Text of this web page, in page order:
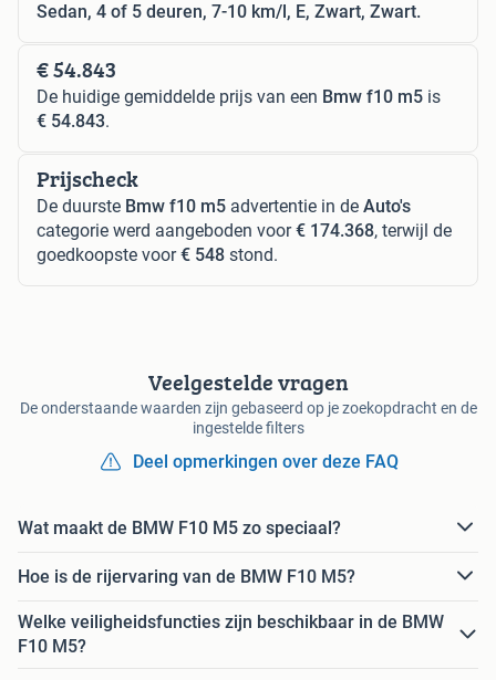
Sedan, 4 of 5 deuren, 7-10 km/l, E, Zwart, Zwart.
€ 54.843
De huidige gemiddelde prijs van een Bmw f10 m5 is
€ 54.843.
Prijscheck
De duurste Bmw f10 m5 advertentie in de Auto's
categorie werd aangeboden voor€ 174.368, terwijl de
goedkoopste voor€ 548 stond.
Veelgestelde vragen
De onderstaande waarden zijn gebaseerd op je zoekopdracht en de
ingestelde filters
Deel opmerkingen over deze FAQ
Wat maakt de BMW F10 M5 zo speciaal?
Hoe is de rijervaring van de BMW F10 M5?
Welke veiligheidsfuncties zijn beschikbaar in de BMW
F10 M5?